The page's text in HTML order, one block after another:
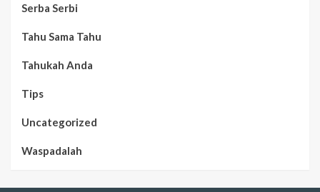
Serba Serbi
Tahu Sama Tahu
Tahukah Anda
Tips
Uncategorized
Waspadalah